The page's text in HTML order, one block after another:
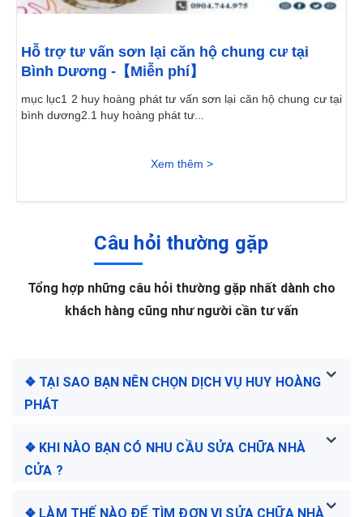
Hỗ trợ tư vấn sơn lại căn hộ chung cư tại
Bình Dương -【Miễn phí】
mục lục1 2 huy hoàng phát tư vấn sơn lại căn hộ chung cư tại
bình dương2.1 huy hoàng phát tư...
Xem thêm >
Câu hỏi thường gặp
Tổng hợp những câu hỏi thường gặp nhất dành cho
khách hàng cũng như người cần tư vấn
❖ TẠI SAO BẠN NÊN CHỌN DỊCH VỤ HUY HOÀNG
PHÁT
❖ KHI NÀO BẠN CÓ NHU CẦU SỬA CHỮA NHÀ
CỬA ?
❖ LÀM THẾ NÀO ĐỂ TÌM ĐƠN VỊ SỬA CHỮA NHÀ